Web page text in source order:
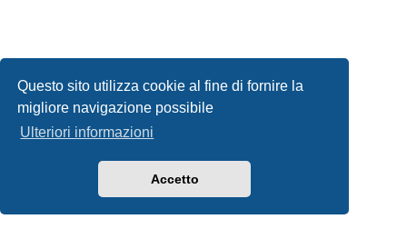
Questo sito utilizza cookie al fine di fornire la
migliore navigazione possibile
Ulteriori informazioni
Accetto